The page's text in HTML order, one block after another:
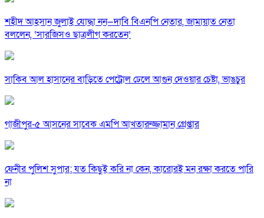
শহীদ আহসান জুলাই যোদ্ধা নন—দাবি বিএনপি নেতার, জামায়াত নেতা
বললেন, ‘সারজিসও ছাত্রলীগ করতেন’
সাকিব আল হাসানের বাড়িতে পেট্রোল ঢেলে আগুন দেওয়ার চেষ্টা, ভাঙচুর
গাজীপুর-৫ আসনের সাবেক এমপি আখতারুজ্জামান গ্রেপ্তার
ফেনীর পুলিশ সুপার; যত কিছুই করি না কেন, কারোরই মন রক্ষা করতে পারি
না